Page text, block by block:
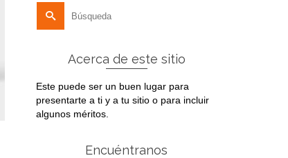
por:
Acerca de este sitio
Este puede ser un buen lugar para
presentarte a ti y a tu sitio o para incluir
algunos méritos.
Encuéntranos